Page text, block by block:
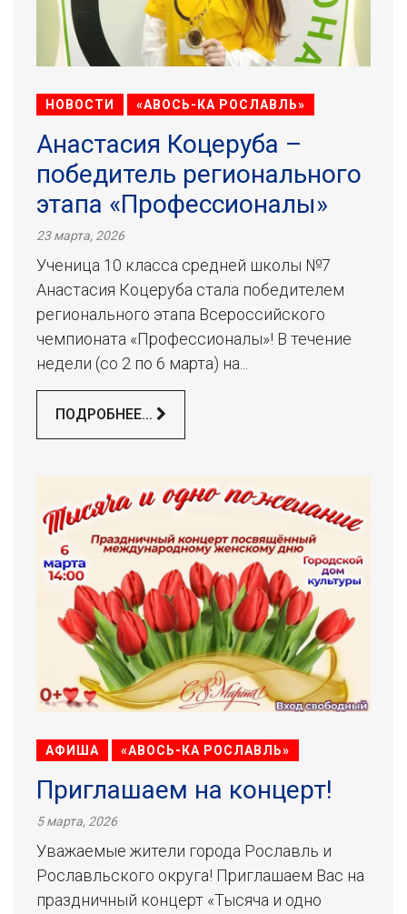
НОВОСТИ «АВОСЬ-КА РОСЛАВЛЬ»
Анастасия Коцеруба –
победитель регионального
этапа «Профессионалы»
23 марта, 2026
Ученица 10 класса средней школы №7
Анастасия Коцеруба стала победителем
регионального этапа Всероссийского
чемпионата «Профессионалы»! В течение
недели (со 2 по 6 марта) на...
ПОДРОБНЕЕ...
АФИША «АВОСЬ-КА РОСЛАВЛЬ»
Приглашаем на концерт!
5 марта, 2026
Уважаемые жители города Рославль и
Рославльского округа! Приглашаем Вас на
праздничный концерт «Тысяча и одно